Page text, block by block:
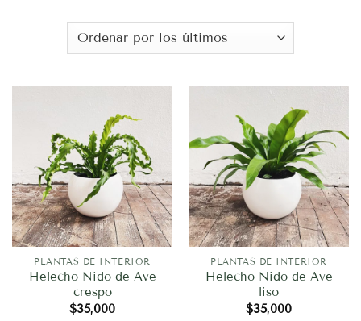
PLANTAS DE INTERIOR
Helecho Nido de Ave
crespo
$35,000
PLANTAS DE INTERIOR
Helecho Nido de Ave
liso
$35,000